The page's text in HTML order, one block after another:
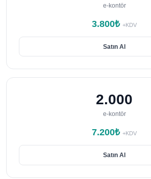
e-kontör
3.800₺ +KDV
Satın Al
2.000
e-kontör
7.200₺ +KDV
Satın Al